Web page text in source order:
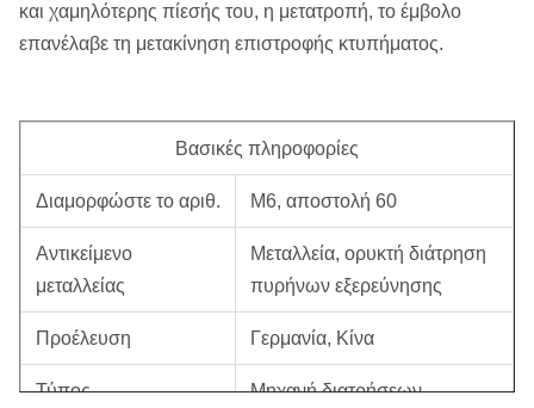
και χαμηλότερης πίεσής του, η μετατροπή, το έμβολο
επανέλαβε τη μετακίνηση επιστροφής κτυπήματος.
Βασικές πληροφορίες
Διαμορφώστε το αριθ. M6, αποστολή 60
Αντικείμενο
μεταλλείας
Μεταλλεία, ορυκτή διάτρηση
πυρήνων εξερεύνησης
Προέλευση Γερμανία, Κίνα
Τύπος Μηχανή διατρήσεων